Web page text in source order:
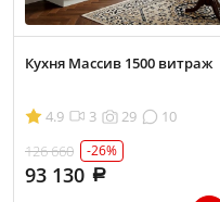
Кухня Массив 1500 витраж
4.9 3 29
10
126 660
-26%
93 130